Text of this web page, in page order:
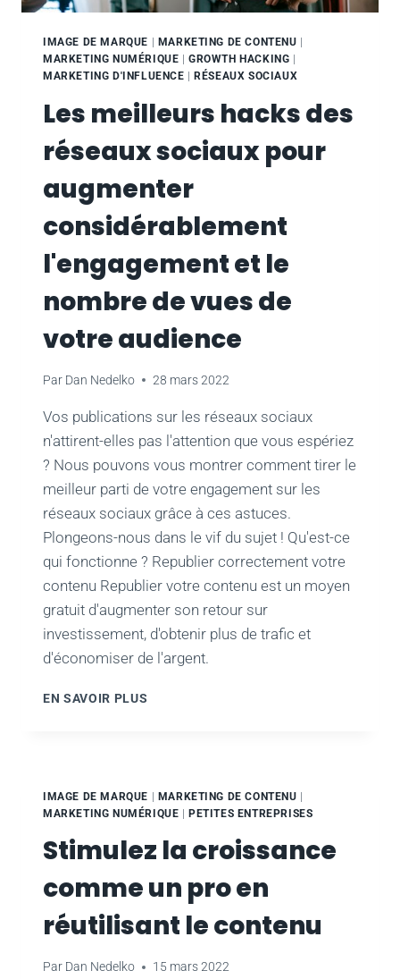
IMAGE DE MARQUE MARKETING DE CONTENU
MARKETING NUMÉRIQUE |GROWTH HACKING
MARKETING D'INFLUENCE
RÉSEAUX SOCIAUX
Les meilleurs hacks des
réseaux sociaux pour
augmenter
considérablement
l'engagement et le
nombre de vues de
votre audience
Par Dan Nedelko 28 mars 2022
Vos publications sur les réseaux sociaux
n'attirent-elles pas l'attention que vous espériez
? Nous pouvons vous montrer comment tirer le
meilleur parti de votre engagement sur les
réseaux sociaux grâce à ces astuces.
Plongeons-nous dans le vif du sujet ! Qu'est-ce
qui fonctionne ? Republier correctement votre
contenu Republier votre contenu est un moyen
gratuit d'augmenter son retour sur
investissement, d'obtenir plus de trafic et
d'économiser de l'argent.
EN SAVOIR PLUS
POUR
CONSIDÉRABLEMENT
L'ENGAGEMENT
ET
LE
NOMBRE
DE
DE
IMAGE DE MARQUE | MARKETING DE CONTENU |
MARKETING NUMÉRIQUE |PETITES ENTREPRISES
Stimulez la croissance
comme un pro en
réutilisant le contenu
Par Dan Nedelko 15 mars 2022